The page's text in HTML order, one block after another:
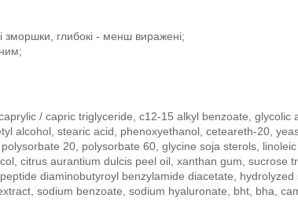
зморшки, глибокі - менш виражені;
/ capric triglyceride, c12-15 alkyl benzoate, glycolic
alcohol, stearic acid, phenoxyethanol, ceteareth-20,
20, polysorbate 60, glycine soja sterols,
citrus aurantium dulcis peel oil, xanthan gum, sucrose
diaminobutyroyl benzylamide diacetate,
sodium benzoate, sodium hyaluronate, bht, bha,